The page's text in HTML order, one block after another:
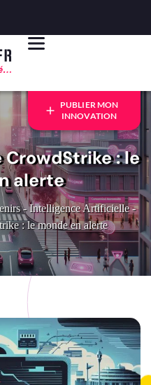
PUBLIER MON
INNOVATION
CrowdStrike : le
alerte
- Intelligence Artificielle -
: le monde en alerte